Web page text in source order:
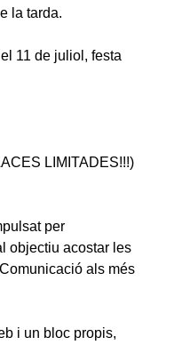
la tarda.
11 de juliol, festa
LIMITADES!!!)
per
objectiu acostar les
als més
i un bloc propis,